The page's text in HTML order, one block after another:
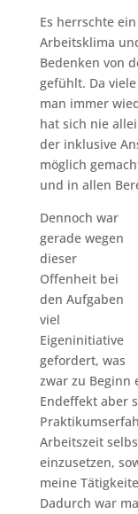
Es herrschte
Arbeitsklima
Bedenken von
gefühlt. Da
man immer
hat sich nie
der inklusive
möglich
und in allen
Dennoch war
gerade wegen
dieser
Offenheit bei
den Aufgaben
viel
Eigeninitiative
gefordert, was
zwar zu Beginn
Endeffekt aber
Arbeitszeit
einzusetzen,
meine
Dadurch war